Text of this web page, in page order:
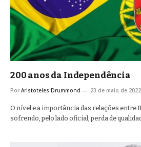
200 anos da Independência
Por Aristoteles Drummond 23 de maio de 2022
O nível e a importância das relações entre
sofrendo, pelo lado oficial, perda de